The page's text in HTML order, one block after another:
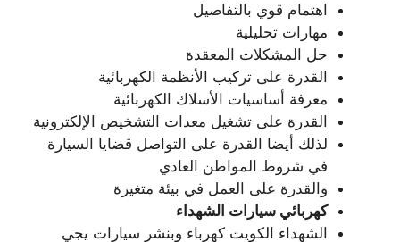
اهتمام قوي بالتفاصيل
مهارات تحليلية
حل المشكلات المعقدة
القدرة على تركيب الأنظمة الكهربائية
معرفة أساسيات الأسلاك الكهربائية
القدرة على تشغيل معدات التشخيص الإلكترونية
لذلك أيضا القدرة على التواصل قضايا السيارة
في شروط المواطن العادي
والقدرة على العمل في بيئة متغيرة
كهربائي سيارات الشهداء
الشهداء الكويت كهرباء وبنشر سيارات يجي